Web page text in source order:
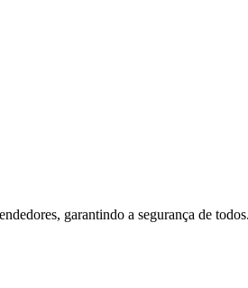
garantindo a segurança de todos.